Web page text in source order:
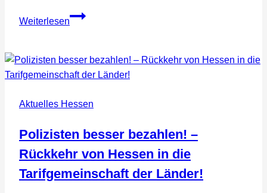
Weiterlesen
Europawahl:
Bildungsraum
Aktuelles Hessen
Polizisten besser bezahlen! –
Rückkehr von Hessen in die
Tarifgemeinschaft der Länder!